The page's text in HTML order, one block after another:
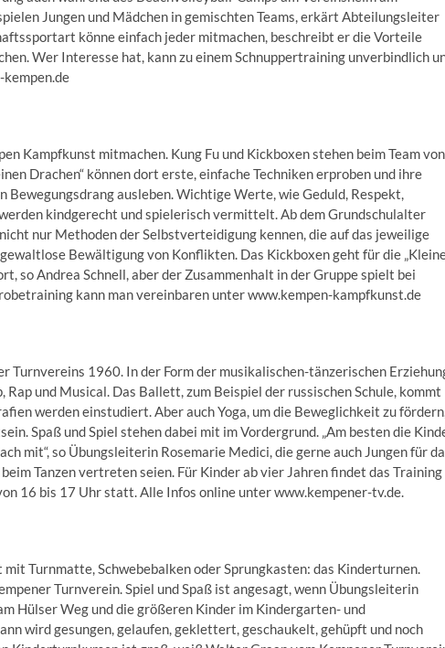
Jungen und Mädchen in gemischten Teams, erkärt Abteilungsleiter
könne einfach jeder mitmachen, beschreibt er die Vorteile
Wer Interesse hat, kann zu einem Schnuppertraining unverbindlich
Kampfkunst mitmachen. Kung Fu und Kickboxen stehen beim Team von
Drachen“ können dort erste, einfache Techniken erproben und ihre
ausleben. Wichtige Werte, wie Geduld, Respekt,
kindgerecht und spielerisch vermittelt. Ab dem Grundschulalter
nur Methoden der Selbstverteidigung kennen, die auf das jeweilige
Bewältigung von Konflikten. Das Kickboxen geht für die
so Andrea Schnell, aber der Zusammenhalt in der Gruppe spielt bei
kann man vereinbaren unter www.kempen-kampfkunst.de
Turnvereins 1960. In der Form der musikalischen-tänzerischen
und Musical. Das Ballett, zum Beispiel der russischen Schule, kommt
werden einstudiert. Aber auch Yoga, um die Beweglichkeit zu
Spaß und Spiel stehen dabei mit im Vordergrund. „Am besten die
mit“, so Übungsleiterin Rosemarie Medici, die gerne auch Jungen für
Tanzen vertreten seien. Für Kinder ab vier Jahren findet das Training
16 bis 17 Uhr statt. Alle Infos online unter www.kempener-tv.de.
Turnmatte, Schwebebalken oder Sprungkasten: das Kinderturnen.
Turnverein. Spiel und Spaß ist angesagt, wenn Übungsleiterin
Hülser Weg und die größeren Kinder im Kindergarten- und
wird gesungen, gelaufen, geklettert, geschaukelt, gehüpft und noch